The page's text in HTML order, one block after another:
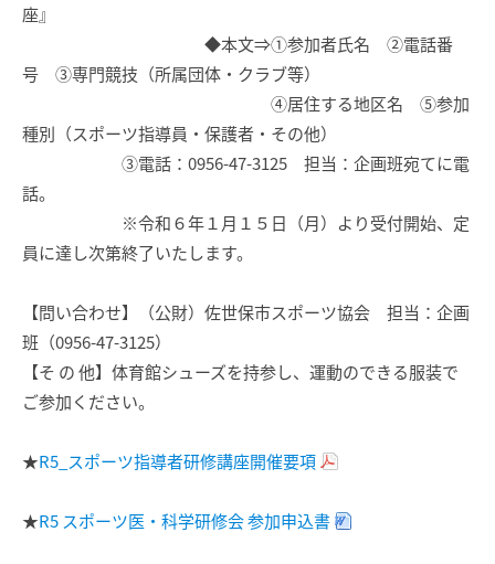
座』
◆本文⇒➀参加者氏名 ➁電話番
号 ➂専門競技（所属団体・クラブ等）
➃居住する地区名 ➄参加
種別（スポーツ指導員・保護者・その他）
➂電話：0956-47-3125 担当：企画班宛てに電
話。
※令和６年１月１５日（月）より受付開始、定
員に達し次第終了いたします。
【問い合わせ】（公財）佐世保市スポーツ協会 担当：企画
班（0956-47-3125）
【そ の 他】体育館シューズを持参し、運動のできる服装で
ご参加ください。
★R5_スポーツ指導者研修講座開催要項
★R5 スポーツ医・科学研修会 参加申込書